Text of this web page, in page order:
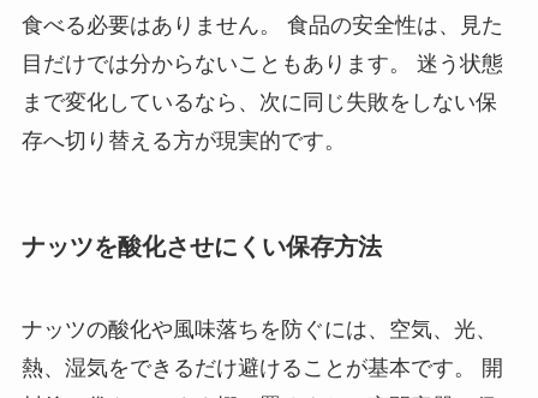
食べる必要はありません。 食品の安全性は、見た
目だけでは分からないこともあります。 迷う状態
まで変化しているなら、次に同じ失敗をしない保
存へ切り替える方が現実的です。
ナッツを酸化させにくい保存方法
ナッツの酸化や風味落ちを防ぐには、空気、光、
熱、湿気をできるだけ避けることが基本です。 開